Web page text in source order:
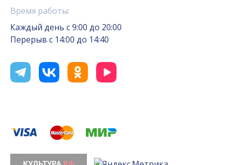
Время работы:
Каждый день с 9:00 до 20:00
Перерыв с 14:00 до 14:40